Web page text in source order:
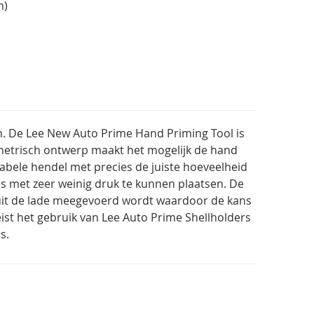
Lee New Auto Prime Hand Priming Tool is
ontwerp maakt het mogelijk de hand
hendel met precies de juiste hoeveelheid
met zeer weinig druk te kunnen plaatsen. De
de lade meegevoerd wordt waardoor de kans
het gebruik van Lee Auto Prime Shellholders